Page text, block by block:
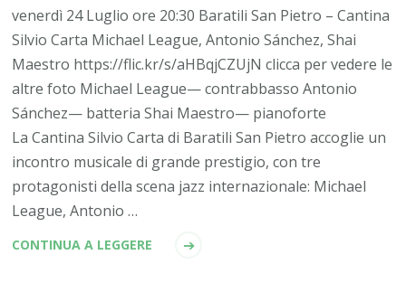
venerdì 24 Luglio ore 20:30 Baratili San Pietro – Cantina
Silvio Carta Michael League, Antonio Sánchez, Shai
Maestro https://flic.kr/s/aHBqjCZUjN clicca per vedere le
altre foto Michael League— contrabbasso Antonio
Sánchez— batteria Shai Maestro— pianoforte
La Cantina Silvio Carta di Baratili San Pietro accoglie un
incontro musicale di grande prestigio, con tre
protagonisti della scena jazz internazionale: Michael
League, Antonio …
CONTINUA A LEGGERE